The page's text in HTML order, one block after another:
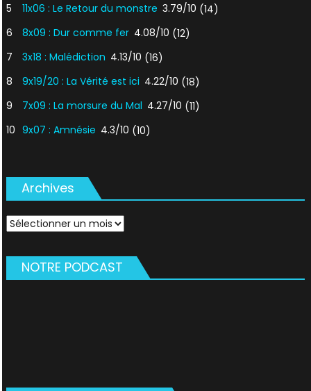
5
11x06 : Le Retour du monstre 3.79/10 (14)
6
8x09 : Dur comme fer 4.08/10 (12)
7
3x18 : Malédiction 4.13/10 (16)
8
9x19/20 : La Vérité est ici 4.22/10 (18)
9
7x09 : La morsure du Mal 4.27/10 (11)
10 9x07 : Amnésie 4.3/10 (10)
Archives
Archives
NOTRE PODCAST